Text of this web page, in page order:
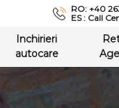
RO: +40
ES : Call
Inchirieri
autocare